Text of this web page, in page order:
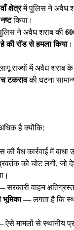
क्षेत्रमें पुलिस ने अवैध
किया।
ने अवैध शराब की
की रॉड से हमला किया।
राज्यों में अवैध
टकरावकी घटना
है क्योंकि:
वैध कार्रवाई में बाधा
को चोट लगी, जो
वाहन
भूमिका— लगता है कि
मामलों से स्थानीय